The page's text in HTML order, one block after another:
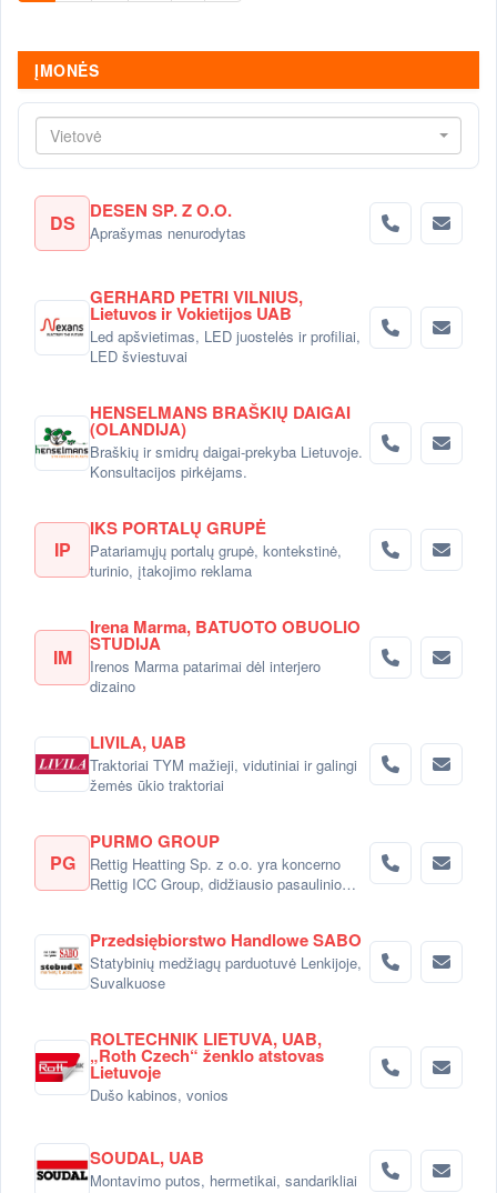
ĮMONĖS
Vietovė
DS DESEN SP. Z O.O.
Aprašymas nenurodytas
GERHARD PETRI VILNIUS,
Lietuvos ir Vokietijos UAB
Led apšvietimas, LED juostelės ir profiliai,
LED šviestuvai
HENSELMANS BRAŠKIŲ DAIGAI
(OLANDIJA)
Braškių ir smidrų daigai-prekyba Lietuvoje.
Konsultacijos pirkėjams.
IP
IKS PORTALŲ GRUPĖ
Patariamųjų portalų grupė, kontekstinė,
turinio, įtakojimo reklama
IM
Irena Marma, BATUOTO OBUOLIO
STUDIJA
Irenos Marma patarimai dėl interjero
dizaino
LIVILA, UAB
Traktoriai TYM mažieji, vidutiniai ir galingi
žemės ūkio traktoriai
PG
PURMO GROUP
Rettig Heatting Sp. z o.o. yra koncerno
Rettig ICC Group, didžiausio pasaulinio
Przedsiębiorstwo Handlowe SABO
Statybinių medžiagų parduotuvė Lenkijoje,
Suvalkuose
ROLTECHNIK LIETUVA, UAB,
„Roth Czech“ ženklo atstovas
Lietuvoje
Dušo kabinos, vonios
SOUDAL, UAB
Montavimo putos, hermetikai, sandarikliai